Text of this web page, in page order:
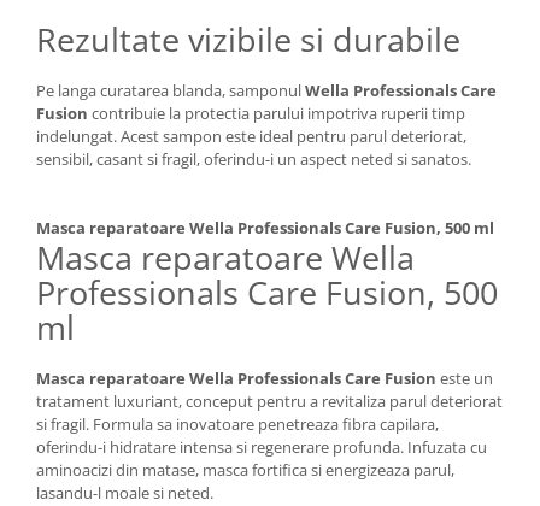
Rezultate vizibile si durabile
Pe langa curatarea blanda, samponulWella Professionals Care
Fusion contribuie la protectia parului impotriva ruperii timp
indelungat. Acest sampon este ideal pentru parul deteriorat,
sensibil, casant si fragil, oferindu-i un aspect neted si sanatos.
Masca reparatoare Wella Professionals Care Fusion, 500 ml
Masca reparatoare Wella
Professionals Care Fusion, 500
ml
Masca reparatoare Wella Professionals Care Fusion este un
tratament luxuriant, conceput pentru a revitaliza parul deteriorat
si fragil. Formula sa inovatoare penetreaza fibra capilara,
oferindu-i hidratare intensa si regenerare profunda. Infuzata cu
aminoacizi din matase, masca fortifica si energizeaza parul,
lasandu-l moale si neted.